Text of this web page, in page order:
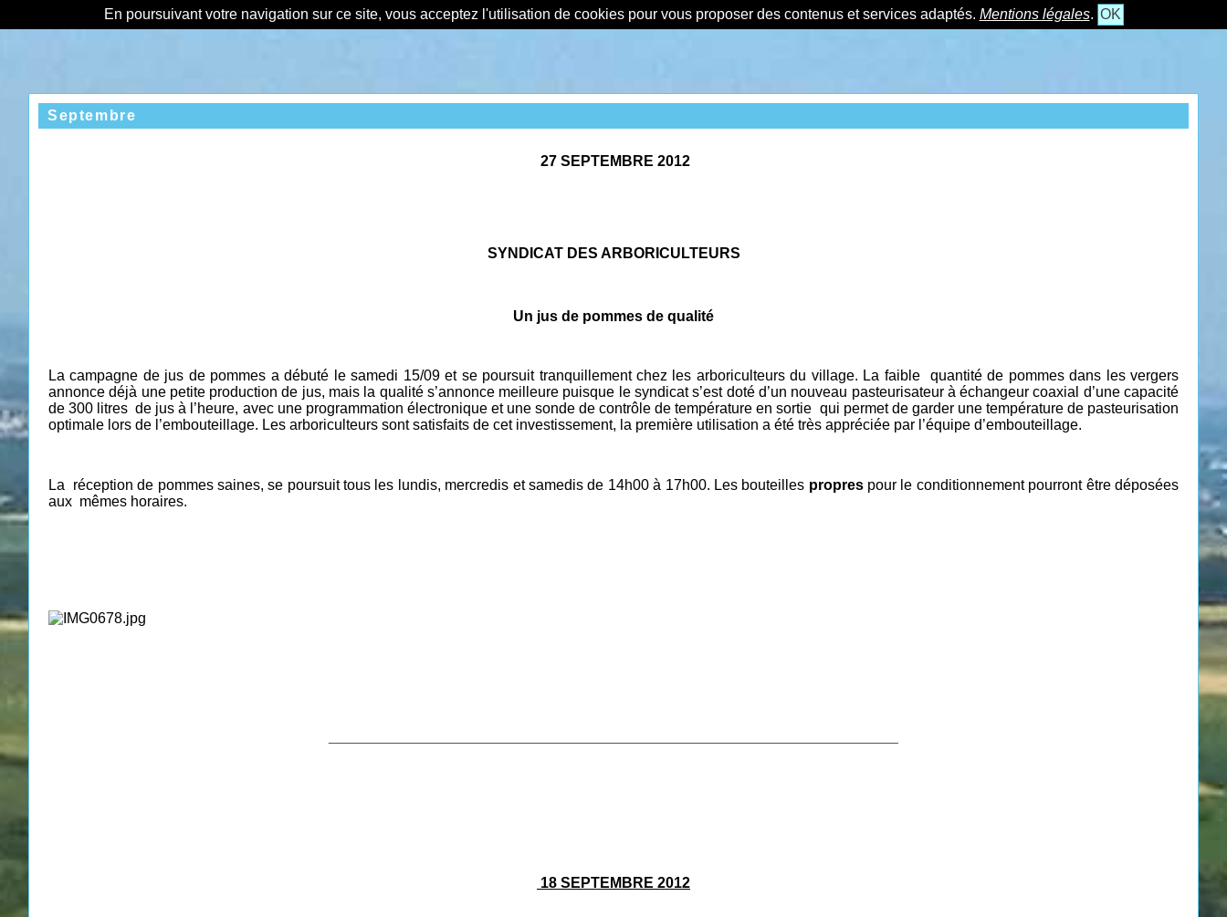
En poursuivant votre navigation sur ce site, vous acceptez l'utilisation de cookies pour vous proposer des contenus et services adaptés. Mentions légales. OK
Septembre
27 SEPTEMBRE 2012
SYNDICAT DES ARBORICULTEURS
Un jus de pommes de qualité
La campagne de jus de pommes a débuté le samedi 15/09 et se poursuit tranquillement chez les arboriculteurs du village. La faible
quantité de pommes dans les vergers
annonce déjà une petite production de jus, mais la qualité s’annonce meilleure puisque le syndicat s’est doté d’un nouveau pasteurisateur à échangeur coaxial d’une capacité
de 300 litres de jus à l’heure, avec une programmation électronique et une sonde de contrôle de température en sortie qui permet de garder une température de pasteurisation
optimale lors de l’embouteillage. Les arboriculteurs sont satisfaits de cet investissement, la première utilisation a été très appréciée par l’équipe d’embouteillage.
La réception de pommes saines, se poursuit tous les lundis, mercredis et samedis de 14h00 à 17h00. Les bouteilles proprespour le conditionnement pourront être déposées
aux mêmes horaires.
18 SEPTEMBRE 2012